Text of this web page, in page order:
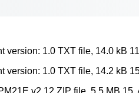
version: 1.0 TXT file, 14.0 kB
version: 1.0 TXT file, 14.2 kB